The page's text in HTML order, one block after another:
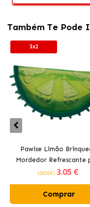
Também Te Pode
3x2
Pawise Limão
Mordedor Refrescante
Cães 12 cm
(DESDE) 3.05 €
Comprar